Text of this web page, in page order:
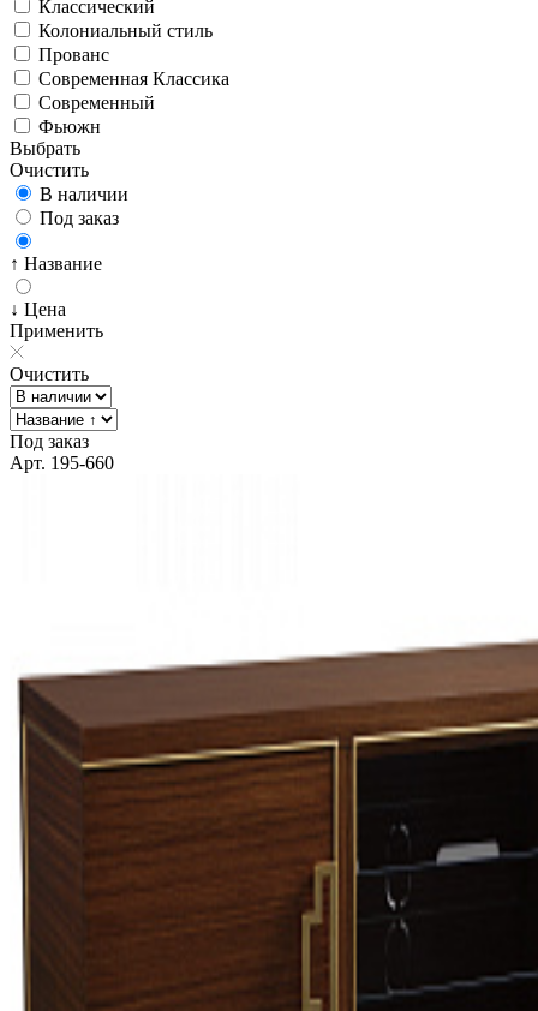
Классический
Колониальный стиль
Прованс
Современная Классика
Современный
Фьюжн
Выбрать
Очистить
В наличии
Под заказ
↑ Название
↓ Цена
Применить
Очистить
Под заказ
Арт. 195-660